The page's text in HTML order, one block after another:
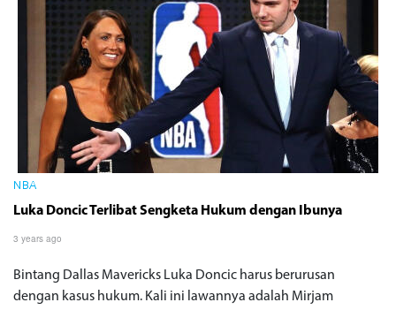
NBA
Luka Doncic Terlibat Sengketa Hukum dengan Ibunya
3 years ago
Bintang Dallas Mavericks Luka Doncic harus berurusan
dengan kasus hukum. Kali ini lawannya adalah Mirjam